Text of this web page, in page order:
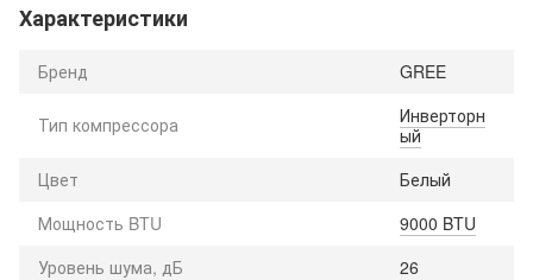
Характеристики
Бренд GREE
Тип компрессора
Инверторн
ый
Цвет
Белый
Мощность BTU
9000 BTU
Уровень шума, дБ
26